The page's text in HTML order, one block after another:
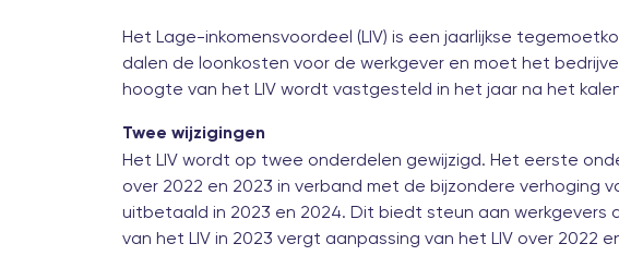
Het Lage-inkomensvoordeel (LIV) is een jaarlijkse
dalen de loonkosten voor de werkgever en moet het
hoogte van het LIV wordt vastgesteld in het jaar na het
Twee wijzigingen
Het LIV wordt op twee onderdelen gewijzigd. Het eerste
over 2022 en 2023 in verband met de bijzondere verhoging
uitbetaald in 2023 en 2024. Dit biedt steun aan werkgevers
van het LIV in 2023 vergt aanpassing van het LIV over